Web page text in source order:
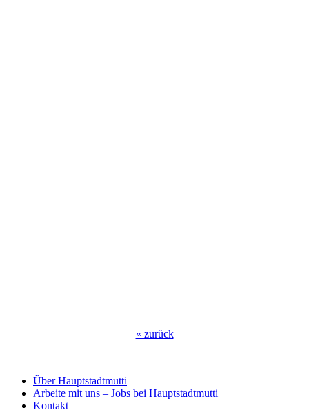
« zurück
Über Hauptstadtmutti
Arbeite mit uns – Jobs bei Hauptstadtmutti
Kontakt